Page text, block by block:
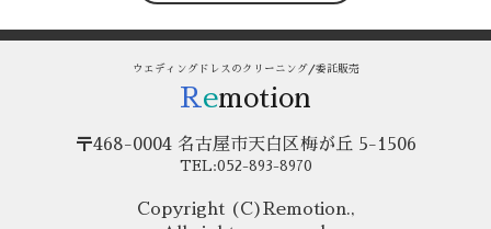
ウエディングドレスのクリーニング/委託販売
R emotion
〒468-0004 名古屋市天白区梅が丘 5-1506
TEL:052-893-8970
Copyright (C)Remotion.,